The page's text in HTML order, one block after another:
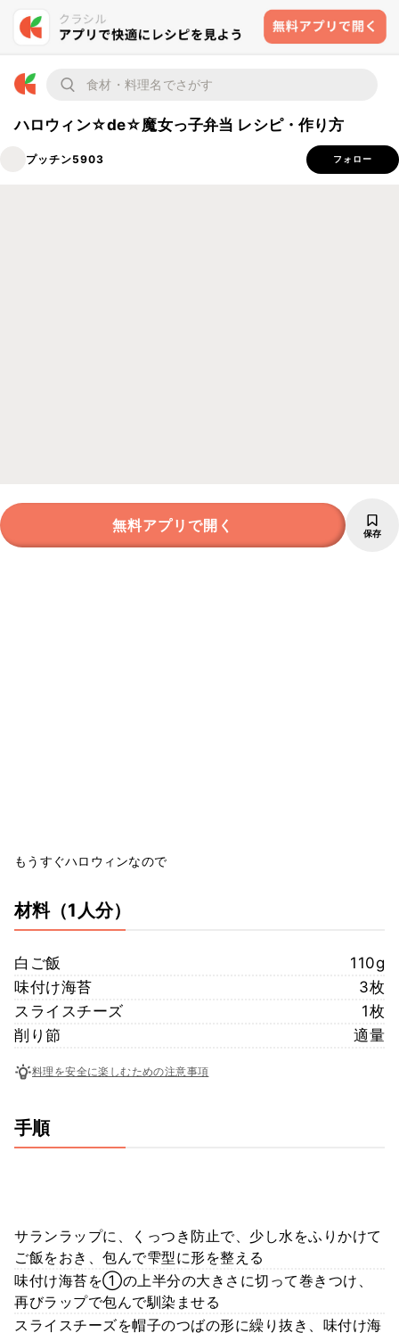
ハロウィン☆de☆魔女っ子弁当 レシピ・作り方
プッチン5903 フォロー
無料アプリで開く 保存
もうすぐハロウィンなので
材料（1人分）
白ご飯
110g
味付け海苔
3枚
スライスチーズ
1枚
削り節
適量
料理を安全に楽しむための注意事項
手順
サランラップに、くっつき防止で、少し水をふりかけて
ご飯をおき、包んで雫型に形を整える
味付け海苔を①の上半分の大きさに切って巻きつけ、
再びラップで包んで馴染ませる
スライスチーズを帽子のつばの形に繰り抜き、味付け海